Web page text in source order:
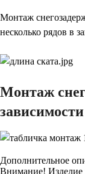
Монтаж
несколько рядов в
Монтаж
Дополнительное
Внимание! Изделие